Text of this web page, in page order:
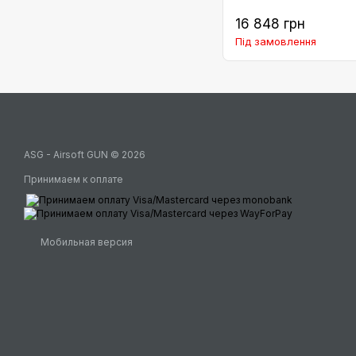
16 848 грн
Під замовлення
ASG - Airsoft GUN © 2026
Принимаем к оплате
Мобильная версия